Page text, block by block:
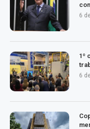
6
1º
6